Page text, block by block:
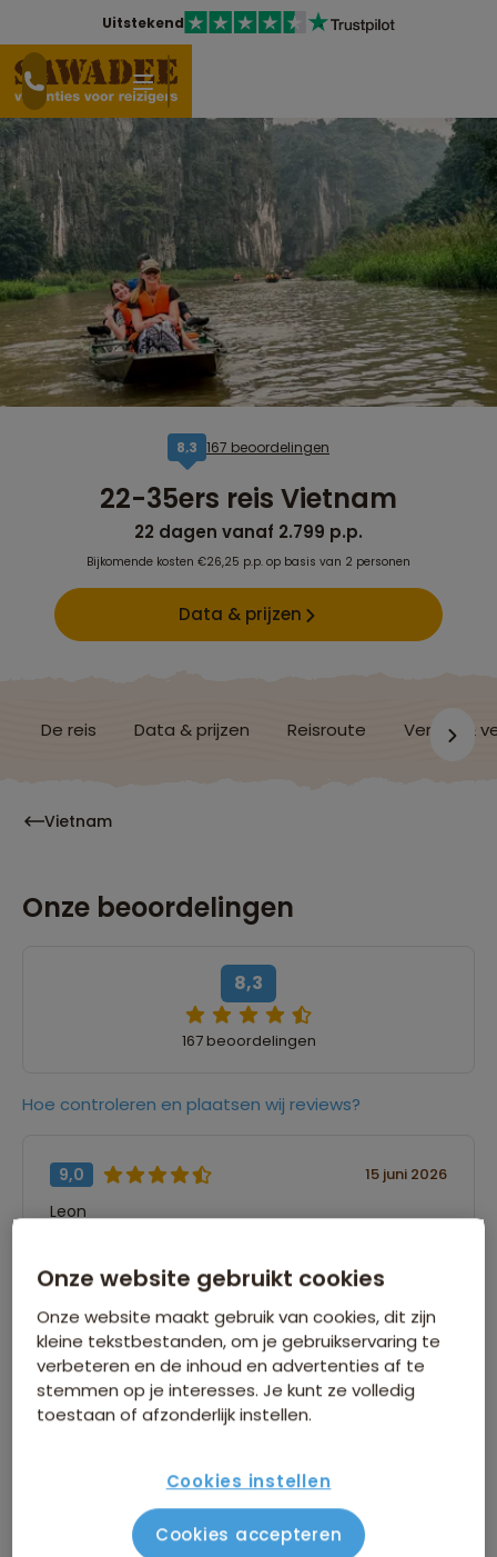
Uitstekend
8,3 167 beoordelingen
22-35ers reis Vietnam
22 dagen vanaf 2.799 p.p.
Bijkomende kosten €26,25 p.p. op basis van 2 personen
Data & prijzen
De reis Data & prijzen Reisroute Verblijf &
Vietnam
Onze beoordelingen
8,3
167 beoordelingen
Hoe controleren en plaatsen wij reviews?
9,0 15 juni 2026
Leon
gezien en veel kunnen doen. De indeling vond ik
ook goed met in het begin wat meer intensief
en aan het einde relaxen.”
8,0
“Er is geen omschrijving ingevuld”
Onze website gebruikt cookies
Onze website maakt gebruik van cookies, dit zijn
kleine tekstbestanden, om je gebruikservaring te
verbeteren en de inhoud en advertenties af te
stemmen op je interesses. Je kunt ze volledig
toestaan of afzonderlijk instellen.
Cookies instellen
Cookies accepteren